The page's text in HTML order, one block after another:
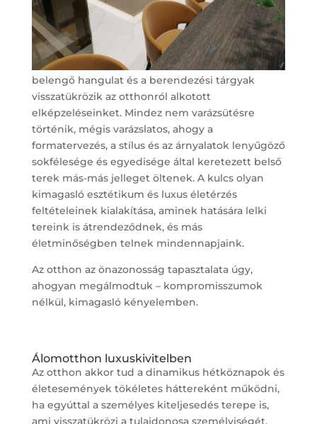
belengő hangulat és a berendezési tárgyak
visszatükrözik az otthonról alkotott
elképzeléseinket. Mindez nem varázsütésre
történik, mégis varázslatos, ahogy a
formatervezés, a stílus és az árnyalatok lenyűgöző
sokfélesége és egyedisége által keretezett belső
terek más-más jelleget öltenek. A kulcs olyan
kimagasló esztétikum és luxus életérzés
feltételeinek kialakítása, aminek hatására lelki
tereink is átrendeződnek, és más
életminőségben telnek mindennapjaink.
Az otthon az önazonosság tapasztalata úgy,
ahogyan megálmodtuk – kompromisszumok
nélkül, kimagasló kényelemben.
Álomotthon luxuskivitelben
Az otthon akkor tud a dinamikus hétköznapok és
életesemények tökéletes háttereként működni,
ha egyúttal a személyes kiteljesedés terepe is,
ami visszatükrözi a tulajdonosa személyiségét.